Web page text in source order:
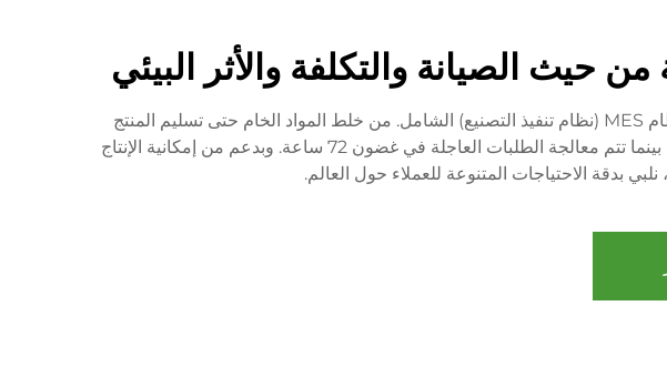
الصيانة والتكلفة والأثر البيئي
اعتمدت الشركة نظام إدارة إنتاج عالي الكفاءة، حيث يعمل معدات القولبة بالحقن الذكية بتناغم مع نظام MES (نظام تنفيذ التصنيع) الشامل. من خلط المواد الخام حتى تسليم المنتج
النهائي، يتم تحقيق تحكم دقيق على مستوى الملليمتر. يتم تسليم الطلبات العادية بسرعة خلال 20 يومًا، بينما تتم معالجة الطلبات العاجلة في غضون 72 ساعة. وبدعم من إمكانية الإنتاج